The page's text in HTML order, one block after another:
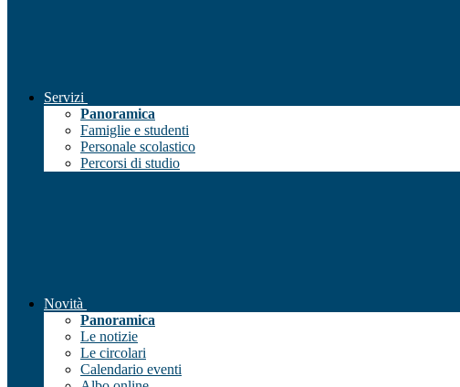
Servizi
Panoramica
Famiglie e studenti
Personale scolastico
Percorsi di studio
Novità
Panoramica
Le notizie
Le circolari
Calendario eventi